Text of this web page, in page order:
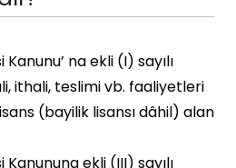
na ekli (I) sayılı
ithali, teslimi vb. faaliyetleri
(bayilik lisansı dâhil) alan
ekli (III) sayılı